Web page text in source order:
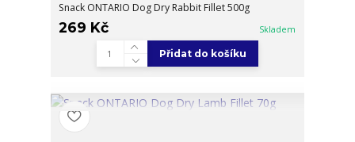
Snack ONTARIO Dog Dry Rabbit Fillet 500g
269 Kč Skladem
Přidat do košíku